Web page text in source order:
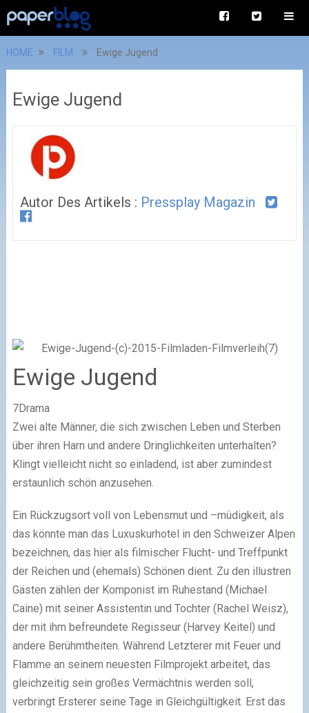
HOME FILM Ewige Jugend
Ewige Jugend
Autor Des Artikels : Pressplay Magazin
Ewige Jugend
7Drama
Zwei alte Männer, die sich zwischen Leben und Sterben
über ihren Harn und andere Dringlichkeiten unterhalten?
Klingt vielleicht nicht so einladend, ist aber zumindest
erstaunlich schön anzusehen.
Ein Rückzugsort voll von Lebensmut und –müdigkeit, als
das könnte man das Luxuskurhotel in den Schweizer Alpen
bezeichnen, das hier als filmischer Flucht- und Treffpunkt
der Reichen und (ehemals) Schönen dient. Zu den illustren
Gästen zählen der Komponist im Ruhestand (Michael
Caine) mit seiner Assistentin und Tochter (Rachel Weisz),
der mit ihm befreundete Regisseur (Harvey Keitel) und
andere Berühmtheiten. Während Letzterer mit Feuer und
Flamme an seinem neuesten Filmprojekt arbeitet, das
gleichzeitig sein großes Vermächtnis werden soll,
verbringt Ersterer seine Tage in Gleichgültigkeit. Erst das